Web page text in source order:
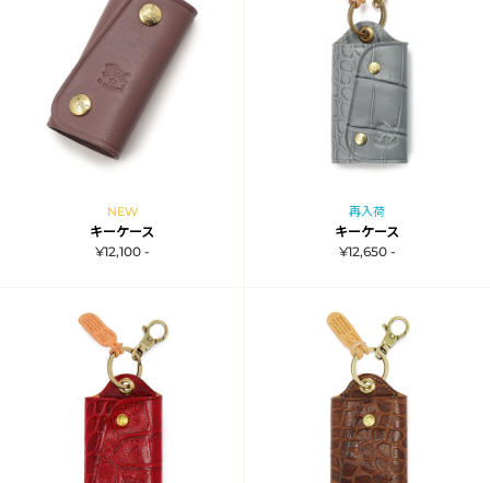
NEW
キーケース
¥12,100 -
再入荷
キーケース
¥12,650 -